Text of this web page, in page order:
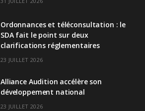
n
Ordonnances et téléconsultation : le
SDA fait le point sur deux
clarifications réglementaires
23 JUILLET 2026
Alliance Audition accélère son
développement national
23 JUILLET 2026